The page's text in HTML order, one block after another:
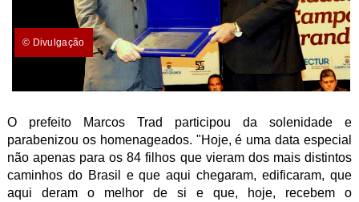
© Divulgação
O prefeito Marcos Trad participou da solenidade e
parabenizou os homenageados. "Hoje, é uma data especial
não apenas para os 84 filhos que vieram dos mais distintos
caminhos do Brasil e que aqui chegaram, edificaram, que
aqui deram o melhor de si e que, hoje, recebem o